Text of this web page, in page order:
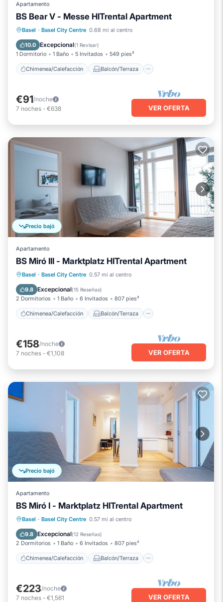
Apartamento
BS Bear V - Messe HITrental Apartment
Basel · Basel City Centre 0.68 mi al centro
10.0 Excepcional(1 Revisar)
1 Dormitorio 1 Baño 5 Invitados 549 pies²
Chimenea/Calefacción Balcón/Terraza
Chimenea/Calefacción
Balcón/Terraza
Se admiten mascotas
€91/noche
7 noches - €638 VER OFERTA
Precio bajó
Apartamento
BS Miró III - Marktplatz HITrental Apartment
Basel · Basel City Centre 0.57 mi al centro
9.8 Excepcional(15 Reseñas)
2 Dormitorios 1 Baño 6 Invitados 807 pies²
Chimenea/Calefacción Balcón/Terraza
Chimenea/Calefacción
Balcón/Terraza
Se admiten mascotas
€158/noche
7 noches - €1,108 VER OFERTA
Precio bajó
Apartamento
BS Miró I - Marktplatz HITrental Apartment
Basel · Basel City Centre 0.57 mi al centro
9.8 Excepcional(12 Reseñas)
2 Dormitorios 1 Baño 6 Invitados 807 pies²
Chimenea/Calefacción Balcón/Terraza
Chimenea/Calefacción
Balcón/Terraza
Se admiten mascotas
€223/noche
7 noches - €1,561 VER OFERTA